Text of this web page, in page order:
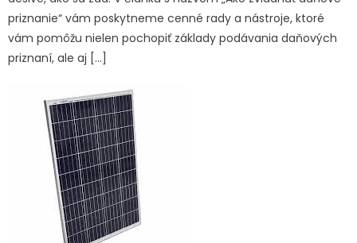
priznanie“ vám poskytneme cenné rady a nástroje, ktoré
vám pomôžu nielen pochopiť základy podávania daňových
priznaní, ale aj […]